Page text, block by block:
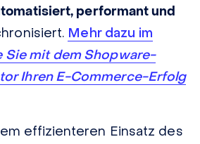
performant und
Mehr dazu im
Sie mit dem Shopware-
Ihren E-Commerce-Erfolg
effizienteren Einsatz des